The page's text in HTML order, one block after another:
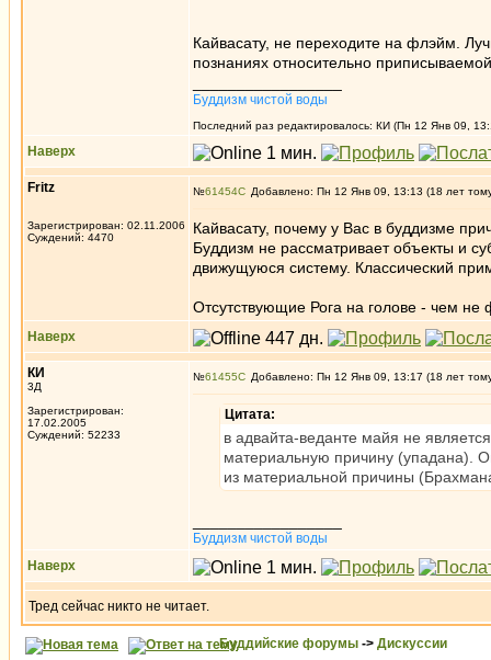
Кайвасату, не переходите на флэйм.
познаниях относительно
Буддизм чистой воды
Последний раз редактировалось: КИ (Пн 12 Янв 09,
Наверх
Fritz
Зарегистрирован: 02.11.2006
Суждений: 4470
№61454 Добавлено: Пн 12 Янв 09, 13:13 (18 лет
Кайвасату, почему у Вас в буддизме
Буддизм не рассматривает объекты и
движущуюся систему. Классический
Отсутствующие Рога на голове - чем
Наверх
КИ
3Д
Зарегистрирован:
17.02.2005
Суждений: 52233
№61455 Добавлено: Пн 12 Янв 09, 13:17 (18 лет
Цитата:
в адвайта-веданте майя не
материальную причину (упадана).
из материальной причины
Буддизм чистой воды
Наверх
Тред сейчас никто не читает.
Буддийские форумы -> Дискуссии